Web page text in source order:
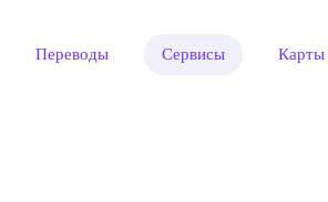
Переводы Сервисы Карты